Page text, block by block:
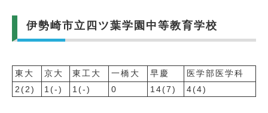
伊勢崎市立四ツ葉学園中等教育学校
東大 京大 東工大 一橋大 早慶
医学部医学科
2(2)
1(-) 1(-) 0 14(7) 4(4)